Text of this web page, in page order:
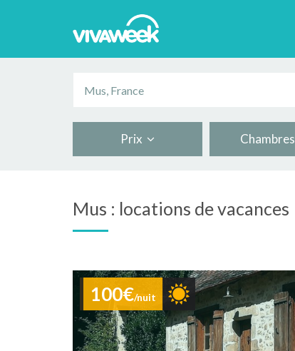
Prix Chambres
Mus : locations de vacances
100€/nuit